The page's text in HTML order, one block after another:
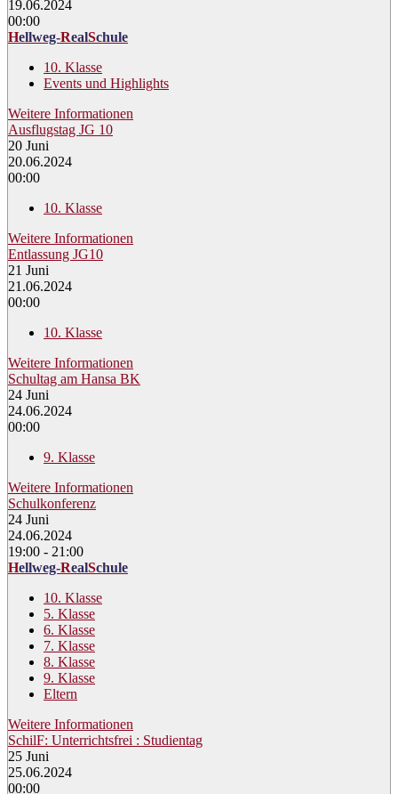
19.06.2024
00:00
Hellweg-RealSchule
10. Klasse
Events und Highlights
Weitere Informationen
Ausflugstag JG 10
20 Juni
20.06.2024
00:00
10. Klasse
Weitere Informationen
Entlassung JG10
21 Juni
21.06.2024
00:00
10. Klasse
Weitere Informationen
Schultag am Hansa BK
24 Juni
24.06.2024
00:00
9. Klasse
Weitere Informationen
Schulkonferenz
24 Juni
24.06.2024
19:00 - 21:00
Hellweg-RealSchule
10. Klasse
5. Klasse
6. Klasse
7. Klasse
8. Klasse
9. Klasse
Eltern
Weitere Informationen
SchilF: Unterrichtsfrei : Studientag
25 Juni
25.06.2024
00:00